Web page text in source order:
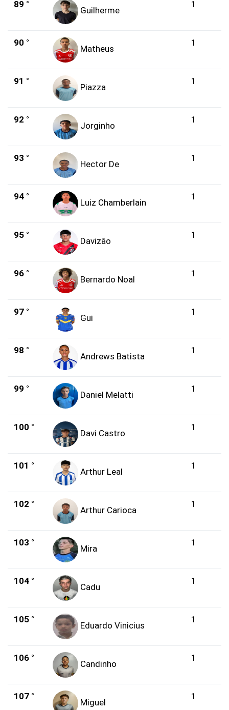
89 °
Guilherme
1
90 °
Matheus
1
91 °
Piazza
1
92 °
Jorginho
1
93 °
Hector De
1
94 °
Luiz Chamberlain
1
95 °
Davizão
1
96 °
Bernardo Noal
1
97 °
Gui
1
98 °
Andrews Batista
1
99 °
Daniel Melatti
1
100 °
Davi Castro
1
101 °
Arthur Leal
1
102 °
Arthur Carioca
1
103 °
Mira
1
104 °
Cadu
1
105 °
Eduardo Vinicius
1
106 °
Candinho
1
107 °
Miguel
1